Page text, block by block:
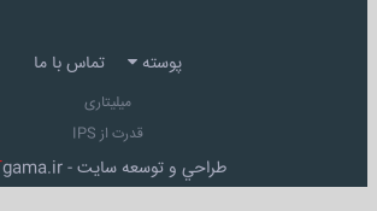
پوسته تماس با ما
میلیتاری
قدرت از IPS
طراحي و توسعه سايت - iTgama.ir